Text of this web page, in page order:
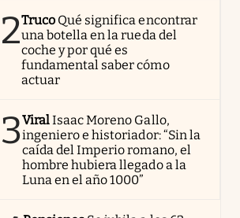
2Truco Qué significa encontrar
una botella en la rueda del
coche y por qué es
fundamental saber cómo
actuar
3ViralIsaac Moreno Gallo,
ingeniero e historiador: “Sin la
caída del Imperio romano, el
hombre hubiera llegado a la
Luna en el año 1000”